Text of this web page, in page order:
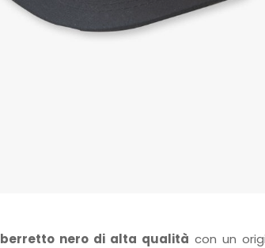
berretto nero di alta qualità con un